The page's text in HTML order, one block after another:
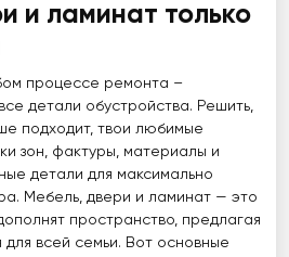
и ламинат только
процессе ремонта –
детали обустройства. Решить,
подходит, твои любимые
зон, фактуры, материалы и
детали для максимально
Мебель, двери и ламинат — это
пространство, предлагая
для всей семьи. Вот основные